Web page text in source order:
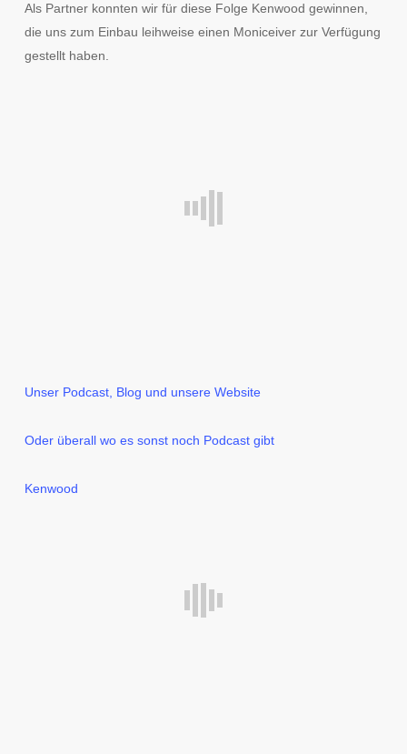
Als Partner konnten wir für diese Folge Kenwood gewinnen,
die uns zum Einbau leihweise einen Moniceiver zur Verfügung
gestellt haben.
Unser Podcast, Blog und unsere Website
Oder überall wo es sonst noch Podcast gibt
Kenwood